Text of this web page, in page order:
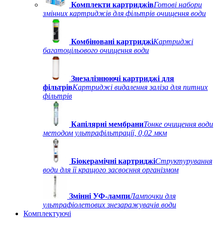
Комплекти картриджівГотові набори
змінних картриджів для фільтрів очищення води
Комбіновані картриджіКартриджі
багатоцільового очищення води
Знезалізнюючі картриджі для
фільтрівКартриджі видалення заліза для питних
фільтрів
Капілярні мембраниТонке очищення води
методом ультрафільтрації, 0,02 мкм
Біокерамічні картриджіСтруктурування
води для її кращого засвоєння організмом
Змінні УФ-лампиЛампочки для
ультрафіолетових знезаражувачів води
Комплектуючі